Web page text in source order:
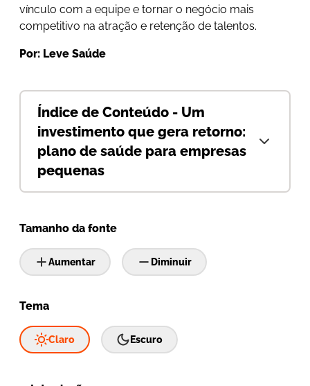
vínculo com a equipe e tornar o negócio mais
competitivo na atração e retenção de talentos.
Por: Leve Saúde
Índice de Conteúdo - Um
investimento que gera retorno:
plano de saúde para empresas
pequenas
Tamanho da fonte
Aumentar Diminuir
Tema
Claro Escuro